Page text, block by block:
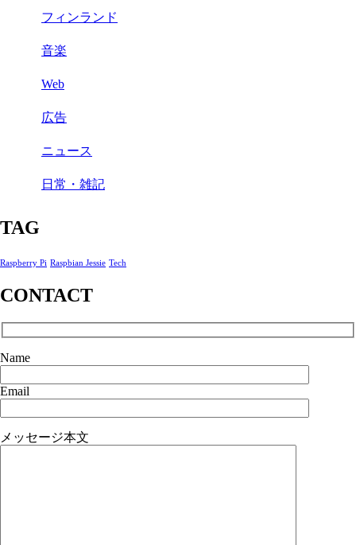
フィンランド
音楽
Web
広告
ニュース
日常・雑記
TAG
Raspberry Pi Raspbian Jessie Tech
CONTACT
Name
Email
メッセージ本文